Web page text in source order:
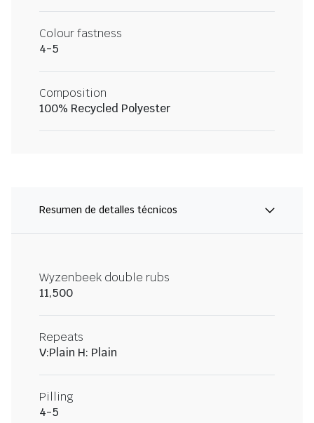
Colour fastness
4-5
Composition
100% Recycled Polyester
Resumen de detalles técnicos
Wyzenbeek double rubs
11,500
Repeats
V:Plain H: Plain
Pilling
4-5